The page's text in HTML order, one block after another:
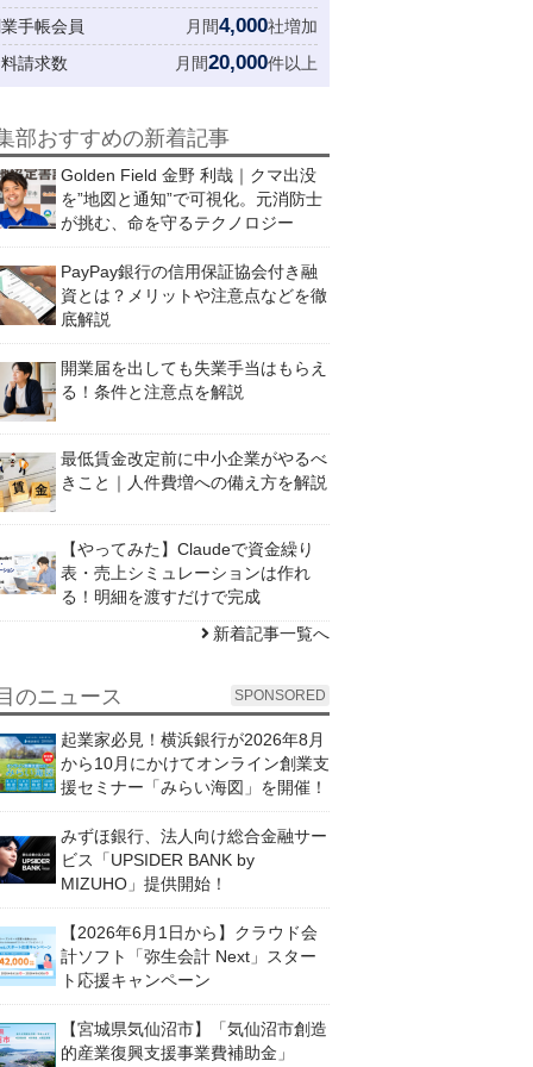
手帳会員 月間4,000社増加
請求数
月間20,000件以上
部おすすめの新着記事
Golden Field 金野 利哉｜クマ出没
を”地図と通知”で可視化。元消防士
が挑む、命を守るテクノロジー
PayPay銀行の信用保証協会付き融
資とは？メリットや注意点などを徹
底解説
開業届を出しても失業手当はもらえ
る！条件と注意点を解説
最低賃金改定前に中小企業がやるべ
きこと｜人件費増への備え方を解説
【やってみた】Claudeで資金繰り
表・売上シミュレーションは作れ
る！明細を渡すだけで完成
新着記事一覧へ
のニュース SPONSORED
起業家必見！横浜銀行が2026年8月
から10月にかけてオンライン創業支
援セミナー「みらい海図」を開催！
みずほ銀行、法人向け総合金融サー
ビス「UPSIDER BANK by
MIZUHO」提供開始！
【2026年6月1日から】クラウド会
計ソフト「弥生会計 Next」スター
ト応援キャンペーン
【宮城県気仙沼市】「気仙沼市創造
的産業復興支援事業費補助金」